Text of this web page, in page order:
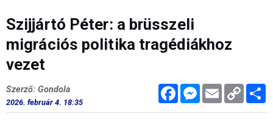
Szijjártó Péter: a brüsszeli
migrációs politika tragédiákhoz
vezet
FacebookMessenger
Email Copy
Link
Szerző: Gondola
2026. február 4. 18:35